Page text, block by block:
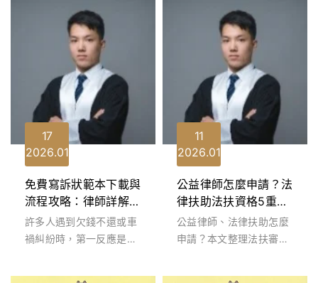
查詢背景、辨識...
賣契約於雙方意...
17
01
2026
免費寫訴狀範本下載與
流程攻略：律師詳解法
庭書狀要件、法律扶助
申請與勝訴關鍵
許多人遇到欠錢不還或車
禍糾紛時，第一反應是搜
11
01
2026
公益律師怎麼申請？法
律扶助法扶資格5重點
一次懂
公益律師、法律扶助怎麼
申請？本文整理法扶審查